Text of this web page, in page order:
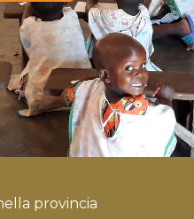
provincia